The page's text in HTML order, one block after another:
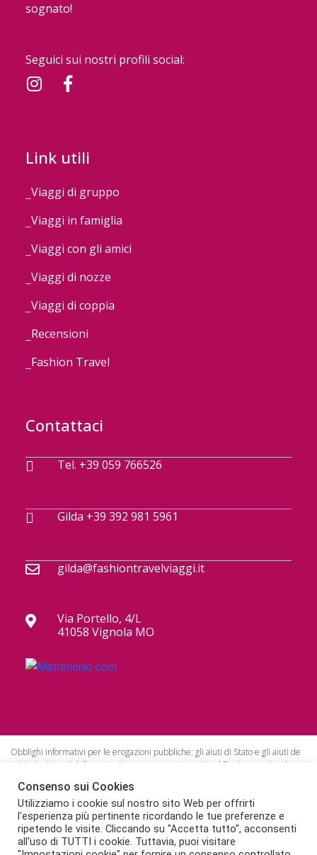
sognato!
Seguici sui nostri profili social:
Link utili
Viaggi di gruppo
Viaggi in famiglia
Viaggi con gli amici
Viaggi di nozze
Viaggi di coppia
Recensioni
Fashion Travel
Contattaci
Tel. +39 059 766526
Gilda +39 392 981 5961
gilda@fashiontravelviaggi.it
Via Portello, 4/L
41058 Vignola MO
Obblighi informativi per le erogazioni pubbliche: gli aiuti di Stato e gli aiuti de
minimis ricevuti dalla nostra impresa sono contenuti nel Registro nazionale
Fondo di garanzia con polizza numero 40321512001640 Tua Assistance.
Impresa in regola con RC Turismo con polizza numero 112799198.
Consenso sui Cookies
Utilizziamo i cookie sul nostro sito Web per offrirti
l'esperienza più pertinente ricordando le tue preferenze e
ripetendo le visite. Cliccando su "Accetta tutto", acconsenti
all'uso di TUTTI i cookie. Tuttavia, puoi visitare